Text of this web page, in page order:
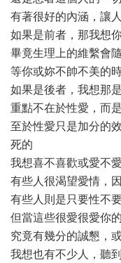
有著很好的內涵，讓
如果是前者，那我想
畢竟生理上的維繫會
等你或妳不帥不美的
如果是後者，我想那
重點不在於性愛，而
至於性愛只是加分的
死的
我想喜不喜歡或愛不
有些人很渴望愛情，
有些人則是只要性不
但當這些很愛很愛你
究竟有幾分的誠懇，
我想也有不少人，聽